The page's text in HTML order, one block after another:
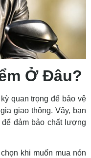
Ở Đâu?
quan trọng để bảo vệ
giao thông. Vậy, bạn
để đảm bảo chất lượng
khi muốn mua nón